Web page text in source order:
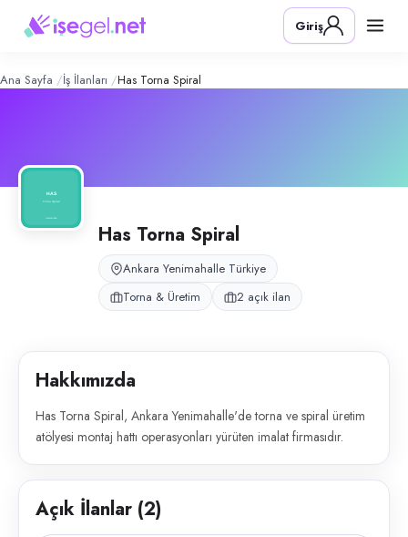
Torna Spiral – Şirket Profili
Konum:
Has Torna Spiral, Ankara Yenimahalle'de torna ve spiral üretim
Montaj Ustası
Giriş
Ana Sayfa İş İlanları Has Torna Spiral
Has Torna Spiral
Ankara Yenimahalle Türkiye
Torna & Üretim
2 açık ilan
Hakkımızda
Has Torna Spiral, Ankara Yenimahalle'de torna ve spiral üretim
atölyesi montaj hattı operasyonları yürüten imalat firmasıdır.
Açık İlanlar (2)